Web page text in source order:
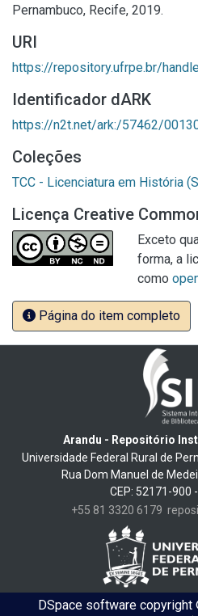
Pernambuco, Recife, 2019.
URI
https://repository.ufrpe.br/
Identificador dARK
https://n2t.net/ark:/57462/
Coleções
TCC - Licenciatura em História
Licença Creative
Exceto
forma, a
como
Página do item completo
Arandu - Repositório
Universidade Federal Rural de
Rua Dom Manuel de
CEP: 52171-900
+55 81 3320 6179
DSpace softwarecopyright